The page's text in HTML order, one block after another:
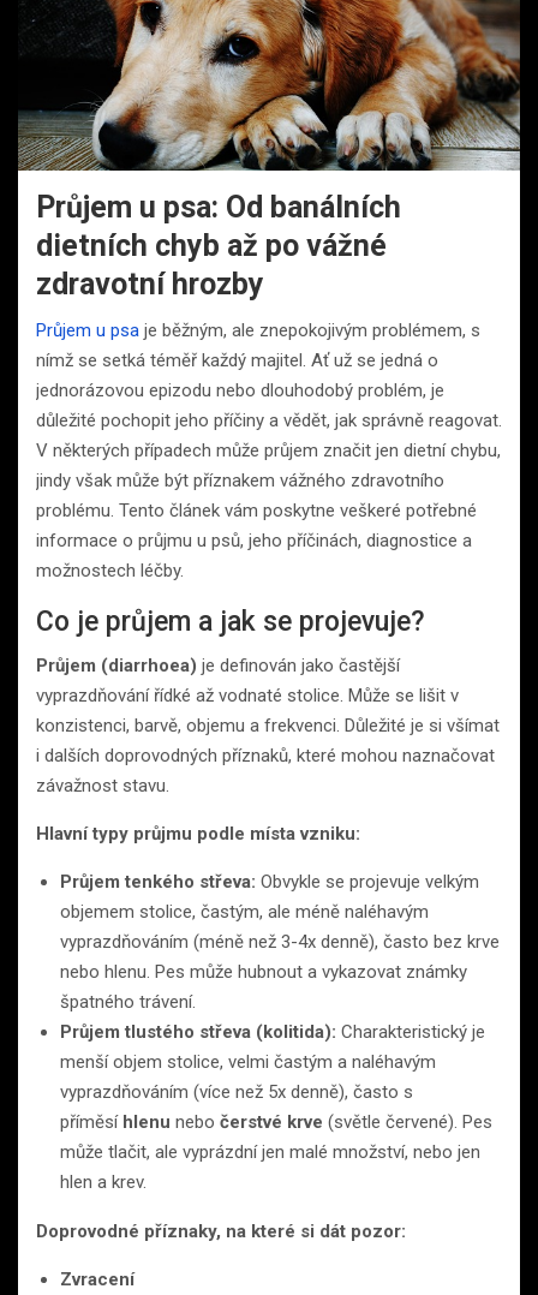
Průjem u psa: Od banálních
dietních chyb až po vážné
zdravotní hrozby
Průjem u psa je běžným, ale znepokojivým problémem, s
nímž se setká téměř každý majitel. Ať už se jedná o
jednorázovou epizodu nebo dlouhodobý problém, je
důležité pochopit jeho příčiny a vědět, jak správně reagovat.
V některých případech může průjem značit jen dietní chybu,
jindy však může být příznakem vážného zdravotního
problému. Tento článek vám poskytne veškeré potřebné
informace o průjmu u psů, jeho příčinách, diagnostice a
možnostech léčby.
Co je průjem a jak se projevuje?
Průjem (diarrhoea) je definován jako častější
vyprazdňování řídké až vodnaté stolice. Může se lišit v
konzistenci, barvě, objemu a frekvenci. Důležité je si všímat
i dalších doprovodných příznaků, které mohou naznačovat
závažnost stavu.
Hlavní typy průjmu podle místa vzniku:
Průjem tenkého střeva: Obvykle se projevuje velkým
objemem stolice, častým, ale méně naléhavým
vyprazdňováním (méně než 3-4x denně), často bez krve
nebo hlenu. Pes může hubnout a vykazovat známky
špatného trávení.
Průjem tlustého střeva (kolitida): Charakteristický je
menší objem stolice, velmi častým a naléhavým
vyprazdňováním (více než 5x denně), často s
příměsí hlenu nebo čerstvé krve (světle červené). Pes
může tlačit, ale vyprázdní jen malé množství, nebo jen
hlen a krev.
Doprovodné příznaky, na které si dát pozor:
Zvracení